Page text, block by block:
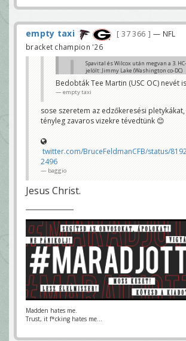
empty taxi 37 366
— NFL
bracket champion '26
Spavital és Wilcox után megvan a 3. HC-
jelölt: Jimmy Lake (Washington co-DC)
a negyedik pedig Derek Mason, a Vanderbilt
Bedobták Tee Martin (USC OC) nevét
empty taxi
sose szeretem az edzőkeresési
tényleg zavaros vizekre tévedtünk 😊
twitter.com/BruceFeldmanCFB/status/
2496
baggio
Jesus Christ.
Madden hates me.
Trust, it f*cking hates me...